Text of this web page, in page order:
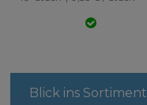
Blick ins Sortiment